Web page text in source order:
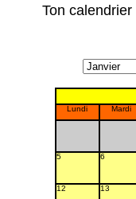
Ton
Lundi Mardi
5 6
12 13